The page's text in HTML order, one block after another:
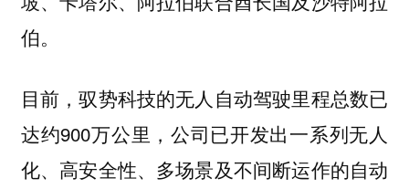
伯。
目前，驭势科技的无人自动驾驶里程总数已
达约900万公里，公司已开发出一系列无人
化、高安全性、多场景及不间断运作的自动